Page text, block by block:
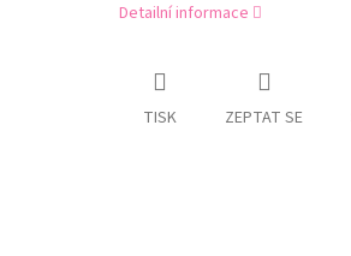
Detailní informace
TISK ZEPTAT SE